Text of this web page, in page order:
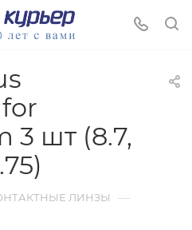
3 шт (8.7,
ЛИНЗЫ —